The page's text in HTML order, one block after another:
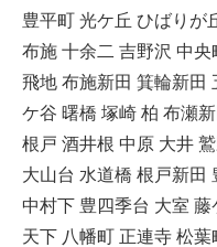
豊平町 光ケ丘 ひばりが
布施 十余二 吉野沢 中
飛地 布施新田 箕輪新田
ケ谷 曙橋 塚崎 柏 布瀬
根戸 酒井根 中原 大井
大山台 水道橋 根戸新田
中村下 豊四季台 大室
天下 八幡町 正連寺 松